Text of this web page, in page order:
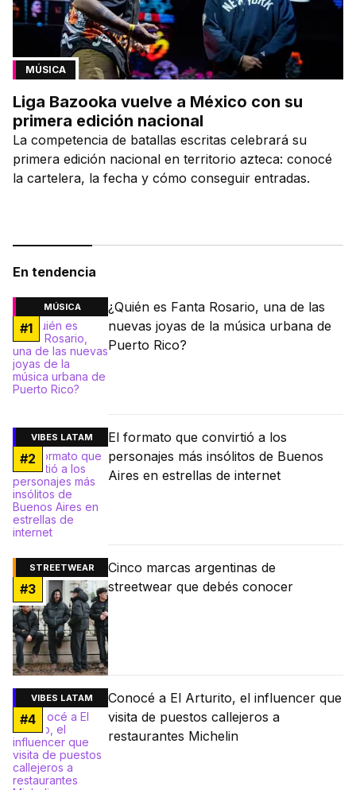
MÚSICA
Liga Bazooka vuelve a México con su
primera edición nacional
La competencia de batallas escritas celebrará su
primera edición nacional en territorio azteca: conocé
la cartelera, la fecha y cómo conseguir entradas.
En tendencia
MÚSICA
#1
¿Quién es Fanta Rosario, una de las
nuevas joyas de la música urbana de
Puerto Rico?
VIBES LATAM
#2
El formato que convirtió a los
personajes más insólitos de Buenos
Aires en estrellas de internet
STREETWEAR
#3
Cinco marcas argentinas de
streetwear que debés conocer
VIBES LATAM
#4
Conocé a El Arturito, el influencer que
visita de puestos callejeros a
restaurantes Michelin